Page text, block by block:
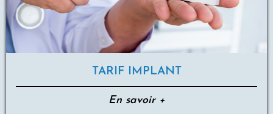
TARIF IMPLANT
En savoir +